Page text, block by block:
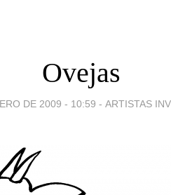
Ovejas
DE 2009 - 10:59 - ARTISTAS